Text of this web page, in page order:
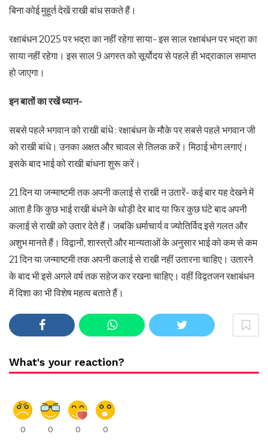
बिना कोई मुहूर्त देखें राखी बांध सकते हैं।
रक्षाबंधन 2025 पर भद्रा का नहीं रहेगा साया- इस साल रक्षाबंधन पर भद्रा का
साया नहीं रहेगा। इस साल 9 अगस्त को सूर्योदय से पहले ही भद्राकाल समाप्त
हो जाएगा।
इन बातों का रखें ध्यान-
सबसे पहले भगवान को राखी बांधे : रक्षाबंधन के मौके पर सबसे पहले भगवान जी
को राखी बांधे। उनका अक्षत और चावल से तिलक करें। मिठाई भोग लगाएं।
इसके बाद भाई को राखी बांधना शुरू करें।
21 दिन या जन्माष्टमी तक अपनी कलाई से राखी न उतारें- कई बार यह देखने में
आता है कि कुछ भाई राखी बंधने के थोड़ी देर बाद या फिर कुछ घंटे बाद अपनी
कलाई से राखी को उतार देते हैं। जबकि धर्माचार्य व ज्योतिर्विद इसे गलत और
अशुभ मानते हैं। विद्वानों, शास्त्रों और मान्यताओं के अनुसार भाई को कम से कम
21 दिन या जन्माष्टमी तक अपनी कलाई से राखी नहीं उतारना चाहिए। उतारने
के बाद भी इसे अगले वर्ष तक सहेज कर रखना चाहिए। वहीं विद्वतजन रक्षाबंधन
में दिशा का भी विशेष महत्व बताते हैं।
What's your reaction?
0 0 0 0